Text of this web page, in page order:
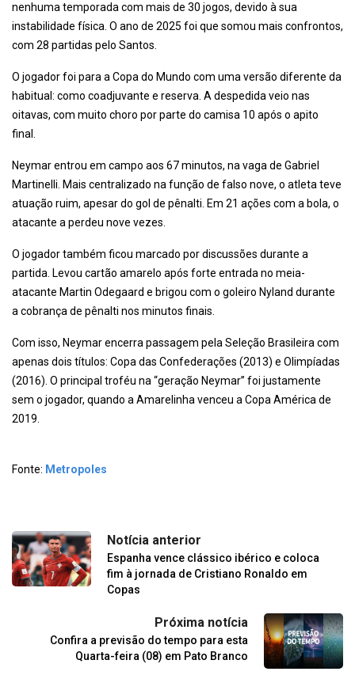
nenhuma temporada com mais de 30 jogos, devido à sua
instabilidade física. O ano de 2025 foi que somou mais confrontos,
com 28 partidas pelo Santos.
O jogador foi para a Copa do Mundo com uma versão diferente da
habitual: como coadjuvante e reserva. A despedida veio nas
oitavas, com muito choro por parte do camisa 10 após o apito
final.
Neymar entrou em campo aos 67 minutos, na vaga de Gabriel
Martinelli. Mais centralizado na função de falso nove, o atleta teve
atuação ruim, apesar do gol de pênalti. Em 21 ações com a bola, o
atacante a perdeu nove vezes.
O jogador também ficou marcado por discussões durante a
partida. Levou cartão amarelo após forte entrada no meia-
atacante Martin Odegaard e brigou com o goleiro Nyland durante
a cobrança de pênalti nos minutos finais.
Com isso, Neymar encerra passagem pela Seleção Brasileira com
apenas dois títulos: Copa das Confederações (2013) e Olimpíadas
(2016). O principal troféu na “geração Neymar” foi justamente
sem o jogador, quando a Amarelinha venceu a Copa América de
2019.
Fonte: Metropoles
Notícia anterior
Espanha vence clássico ibérico e coloca
fim à jornada de Cristiano Ronaldo em
Copas
Próxima notícia
Confira a previsão do tempo para esta
Quarta-feira (08) em Pato Branco